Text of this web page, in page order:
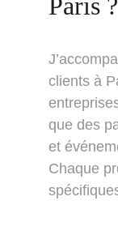
clients à
que des
et
Chaque